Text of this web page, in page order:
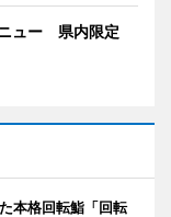
ュー 県内限定
本格回転鮨「回転